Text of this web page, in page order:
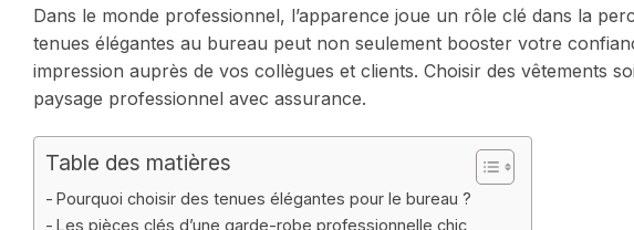
Dans le monde professionnel, l’apparence joue un rôle clé dans la
tenues élégantes au bureau peut non seulement booster votre
impression auprès de vos collègues et clients. Choisir des vêtements
paysage professionnel avec assurance.
Table des matières
Pourquoi choisir des tenues élégantes pour le bureau ?
Les pièces clés d’une garde-robe professionnelle chic